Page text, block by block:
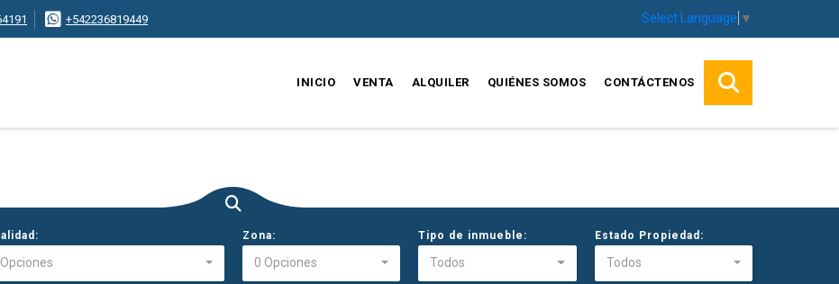
+542236819449 Select Language ▼
INICIO VENTA ALQUILER QUIÉNES SOMOS CONTÁCTENOS
Zona:
0 Opciones
Tipo de inmueble:
Todos
Estado Propiedad:
Todos